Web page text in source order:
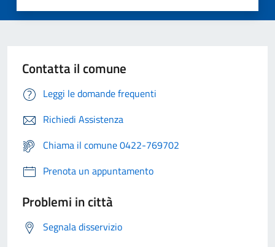
Contatta il comune
Leggi le domande frequenti
Richiedi Assistenza
Chiama il comune 0422-769702
Prenota un appuntamento
Problemi in città
Segnala disservizio